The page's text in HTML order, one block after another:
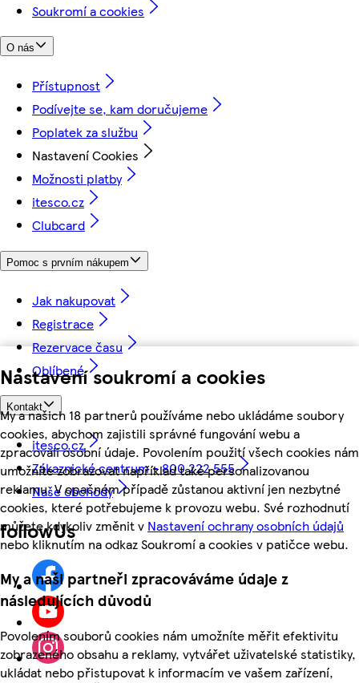
Nastavení soukromí a cookies
My a našich 18 partnerů používáme nebo ukládáme soubory
cookies, abychom zajistili správné fungování webu a
zpracovali osobní údaje. Povolením použití všech cookies nám
umožníte zobrazovat například také personalizovanou
reklamu. V opačném případě zůstanou aktivní jen nezbytné
cookies, které potřebujeme k provozu webu. Své rozhodnutí
můžete kdykoliv změnit v Nastavení ochrany osobních údajů
nebo kliknutím na odkaz Soukromí a cookies v patičce webu.
My a naši partneři zpracováváme údaje z
následujících důvodů
Povolením souborů cookies nám umožníte měřit efektivitu
zobrazeného obsahu a reklamy, vytvářet uživatelské statistiky,
ukládat nebo přistupovat k informacím ve vašem zařízení,
Soukromí a cookies
O nás
Přístupnost
Podívejte se, kam doručujeme
Poplatek za službu
Nastavení Cookies
Možnosti platby
itesco.cz
Clubcard
Pomoc s prvním nákupem
Jak nakupovat
Registrace
Rezervace času
Oblíbené
Kontakt
itesco.cz
Zákaznické centrum - 800 222 555
Naše obchody
followUs